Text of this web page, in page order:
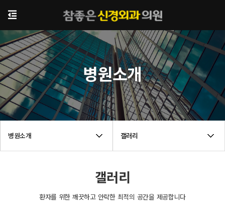
병원소개 갤러리
병원소개
갤러리
환자를 위한 깨끗하고 안락한 최적의 공간을 제공합니다